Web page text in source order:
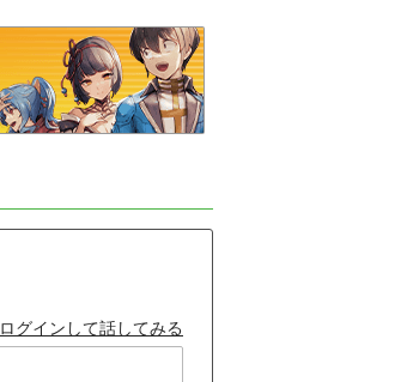
ログインして話してみる